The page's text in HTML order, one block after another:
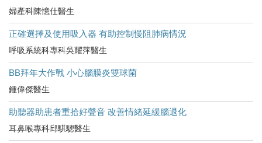
婦產科陳憶仕醫生
正確選擇及使用吸入器 有助控制慢阻肺病情況
呼吸系統科專科吳耀萍醫生
BB拜年大作戰 小心腦膜炎雙球菌
鍾偉傑醫生
助聽器助患者重拾好聲音 改善情緒延緩腦退化
耳鼻喉專科邱騏驄醫生